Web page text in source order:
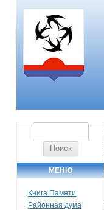
МЕНЮ
Книга Памяти
Районная дума